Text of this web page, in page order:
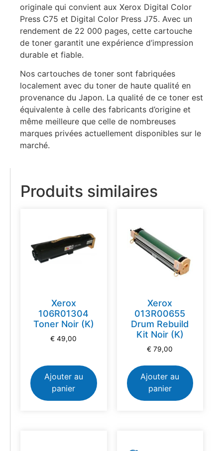
originale qui convient aux Xerox Digital Color
Press C75 et Digital Color Press J75. Avec un
rendement de 22 000 pages, cette cartouche
de toner garantit une expérience d’impression
durable et fiable.
Nos cartouches de toner sont fabriquées
localement avec du toner de haute qualité en
provenance du Japon. La qualité de ce toner est
équivalente à celle des fabricants d’origine et
même meilleure que celle de nombreuses
marques privées actuellement disponibles sur le
marché.
Produits similaires
Xerox
106R01304
Toner Noir (K)
€ 49,00
Ajouter au
panier
Xerox
013R00655
Drum Rebuild
Kit Noir (K)
€ 79,00
Ajouter au
panier